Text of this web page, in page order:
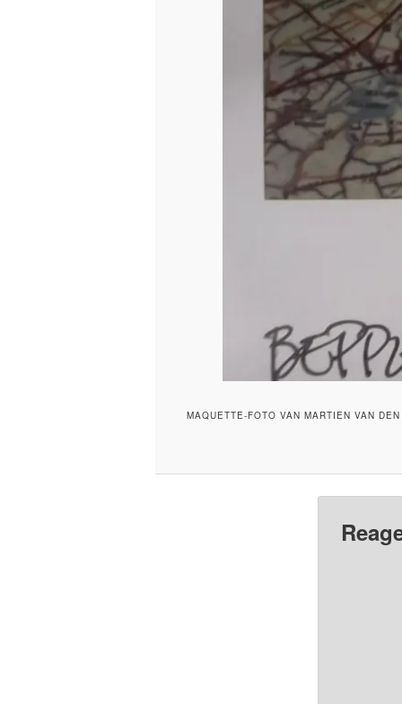
MAQUETTE-FOTO VAN MARTIEN VAN